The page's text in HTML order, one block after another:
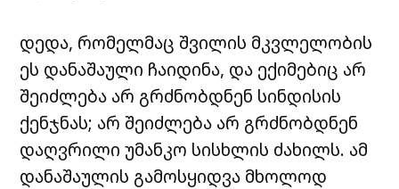
დედა, რომელმაც შვილის მკვლელობის
ეს დანაშაული ჩაიდინა, და ექიმებიც არ
შეიძლება არ გრძნობდნენ სინდისის
ქენჯნას; არ შეიძლება არ გრძნობდნენ
დაღვრილი უმანკო სისხლის ძახილს. ამ
დანაშაულის გამოსყიდვა მხოლოდ